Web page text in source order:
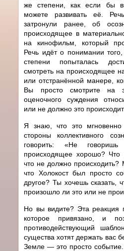
же степени, как если бы
можете развивать её.
затронули ранее, об
происходящее в
на кинофильм, который
Речь идёт о понимании того,
степени попыталась
смотреть на происходящее
или отстранённой манере,
Вы просто смотрите на
оценочного суждения
или не должно это
Я знаю, что это
стороны коллективного
говорить: «Не
происходящее хорошо? Что
что не должно происходить?
что Холокост был просто
другое? Ты хочешь сказать,
произошло ли это или не
Но вы видите? Эта реакция
которое привязано, и
противодействующий
существа хотят держать вас
Земле — это просто